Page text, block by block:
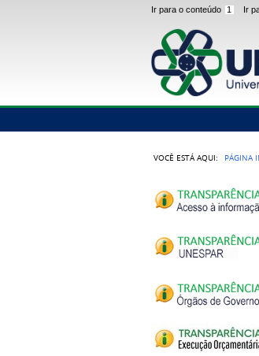
Ir para o conteúdo 1 Ir
VOCÊ ESTÁ AQUI: PÁGINA